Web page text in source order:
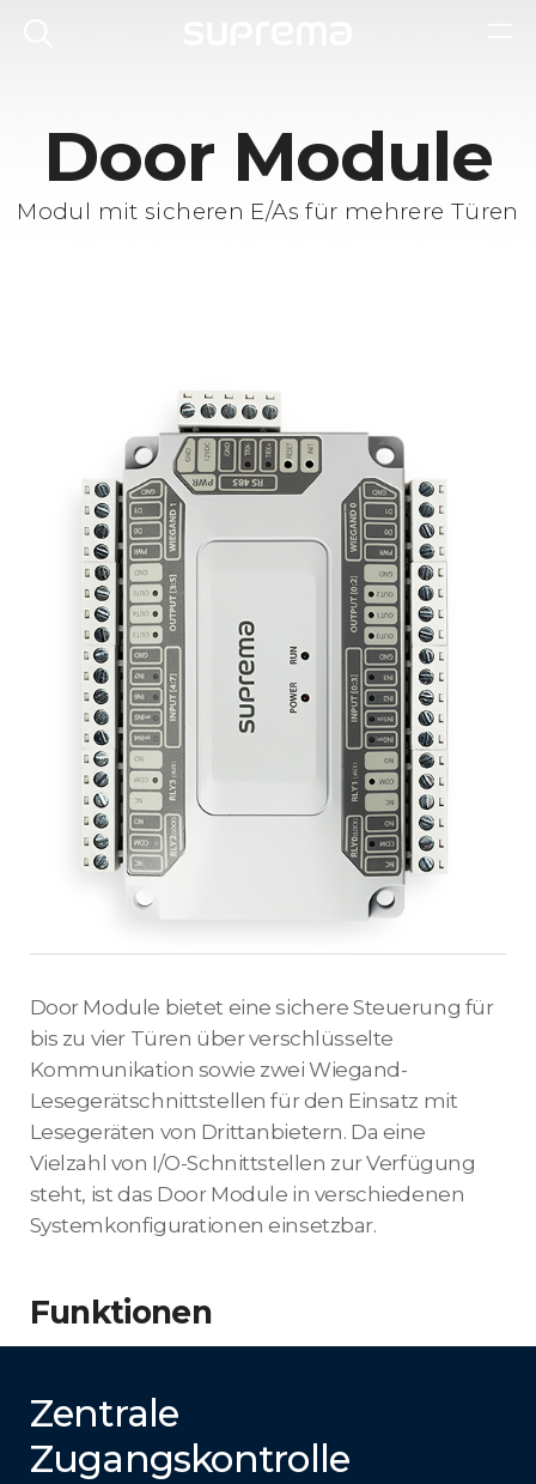
Door Module
Modul mit sicheren E/As für mehrere Türen
Door Module bietet eine sichere Steuerung für
bis zu vier Türen über verschlüsselte
Kommunikation sowie zwei Wiegand-
Lesegerätschnittstellen für den Einsatz mit
Lesegeräten von Drittanbietern. Da eine
Vielzahl von I/O-Schnittstellen zur Verfügung
steht, ist das Door Module in verschiedenen
Systemkonfigurationen einsetzbar.
Funktionen
Zentrale
Zugangskontrolle